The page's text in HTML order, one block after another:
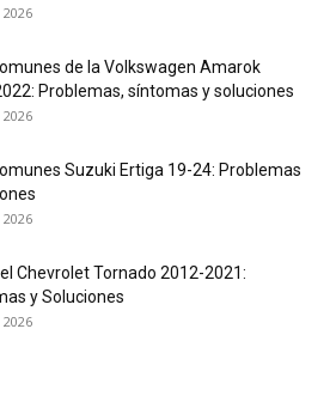
de la Volkswagen Amarok
Problemas, síntomas y soluciones
Suzuki Ertiga 19-24: Problemas
Chevrolet Tornado 2012-2021:
y Soluciones